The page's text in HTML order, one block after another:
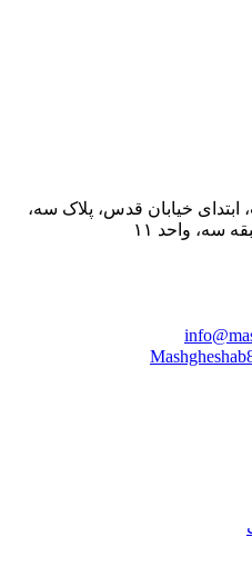
ابتدای خیابان قدس، پلاک سه،
سه، واحد ۱۱